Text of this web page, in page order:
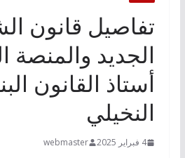
تفاصيل قانون
الجديد والمنصة
أستاذ القانون
النخيلي
4 فبراير 2025 webmaster